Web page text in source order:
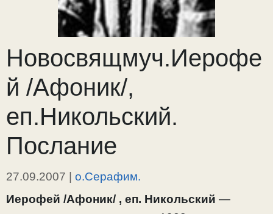
Новосвящмуч.Иерофе
й /Афоник/,
еп.Никольский.
Послание
27.09.2007 | о.Серафим.
Иерофей /Афоник/ , еп. Никольский —